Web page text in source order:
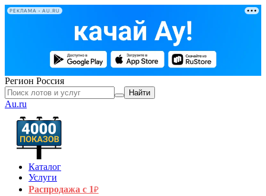
РЕКЛАМА • AU.RU
Регион Россия
Найти
Au.ru
Каталог
Услуги
Распродажа с 1₽